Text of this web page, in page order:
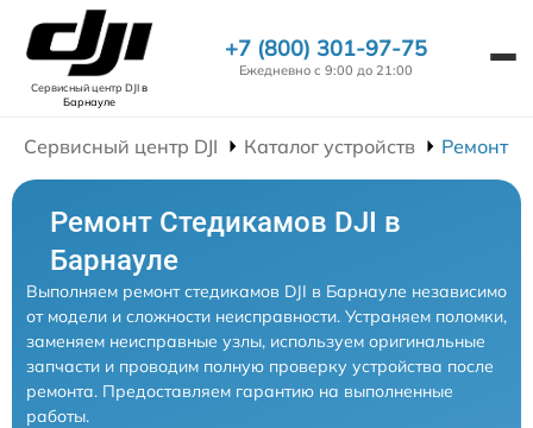
Сервисный центр DJIв
Барнауле
+7 (800) 301-97-75
Ежедневно с 9:00 до 21:00
Сервисный центр DJI Каталог устройств Ремонт
Ремонт Стедикамов DJI в
Барнауле
Выполняем ремонт стедикамов DJI в Барнауле независимо
от модели и сложности неисправности. Устраняем поломки,
заменяем неисправные узлы, используем оригинальные
запчасти и проводим полную проверку устройства после
ремонта. Предоставляем гарантию на выполненные
работы.